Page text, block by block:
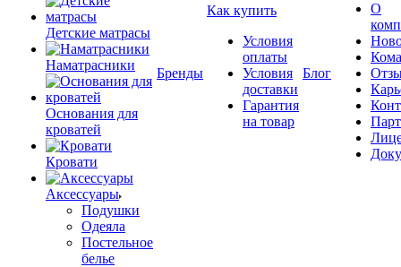
Детские матрасы
Наматрасники
Основания для
кроватей
Кровати
Аксессуары
Подушки
Одеяла
Постельное
белье
Бренды
Как купить
Условия
оплаты
Условия
доставки
Гарантия
на товар
Блог
О